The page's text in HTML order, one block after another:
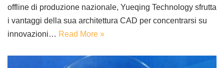
offline di produzione nazionale, Yueqing Technology sfrutta
i vantaggi della sua architettura CAD per concentrarsi su
innovazioni… Read More »